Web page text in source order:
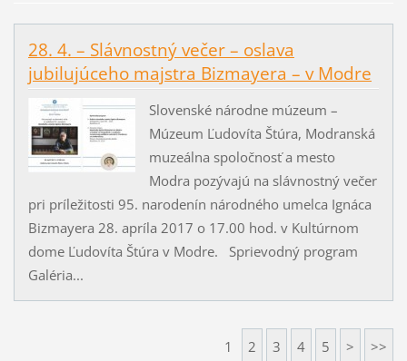
28. 4. – Slávnostný večer – oslava
jubilujúceho majstra Bizmayera – v Modre
Slovenské národne múzeum –
Múzeum Ľudovíta Štúra, Modranská
muzeálna spoločnosť a mesto
Modra pozývajú na slávnostný večer
pri príležitosti 95. narodenín národného umelca Ignáca
Bizmayera 28. apríla 2017 o 17.00 hod. v Kultúrnom
dome Ľudovíta Štúra v Modre. Sprievodný program
Galéria...
1 2 3 4 5 > >>